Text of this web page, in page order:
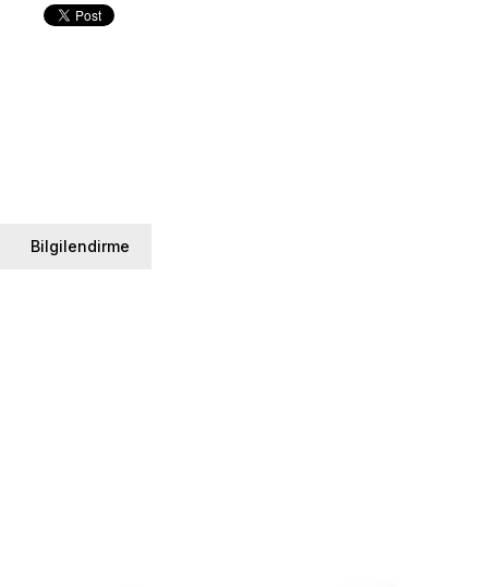
Bilgilendirme